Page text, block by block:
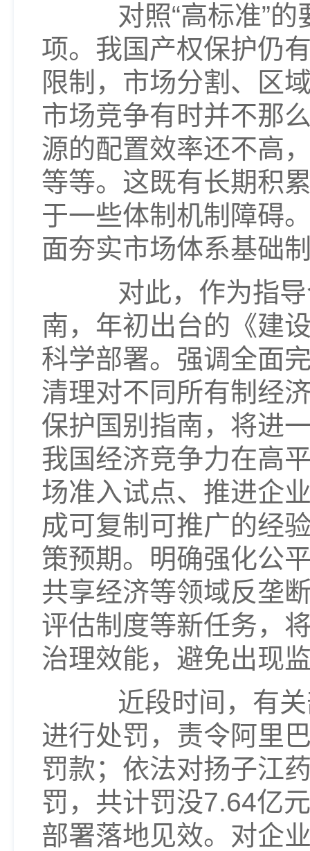
对照“高标准”的
项。我国产权保护仍
限制，市场分割、区
市场竞争有时并不那
源的配置效率还不高
等等。这既有长期积
于一些体制机制障碍
面夯实市场体系基础
对此，作为指导
南，年初出台的《建
科学部署。强调全面
清理对不同所有制经
保护国别指南，将进
我国经济竞争力在高
场准入试点、推进企
成可复制可推广的经
策预期。明确强化公
共享经济等领域反垄
评估制度等新任务，
治理效能，避免出现
近段时间，有关
进行处罚，责令阿里
罚款；依法对扬子江
罚，共计罚没7.64亿
部署落地见效。对企